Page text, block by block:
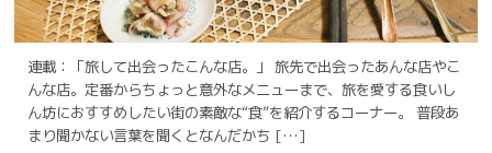
連載：「旅して出会ったこんな店。」 旅先で出会ったあんな店やこ
んな店。定番からちょっと意外なメニューまで、旅を愛する食いし
ん坊におすすめしたい街の素敵な“食”を紹介するコーナー。 普段あ
まり聞かない言葉を聞くとなんだかち […]